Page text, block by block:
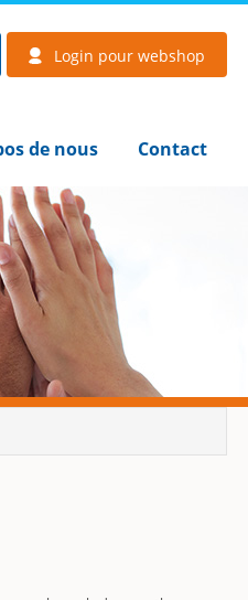
Login pour webshop
de nous Contact